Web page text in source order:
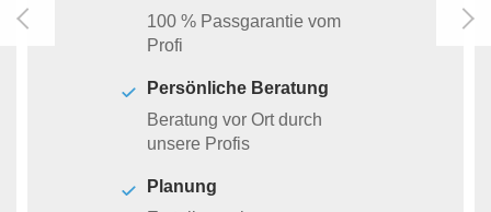
100 % Passgarantie vom
Profi
Persönliche Beratung
Beratung vor Ort durch
unsere Profis
Planung